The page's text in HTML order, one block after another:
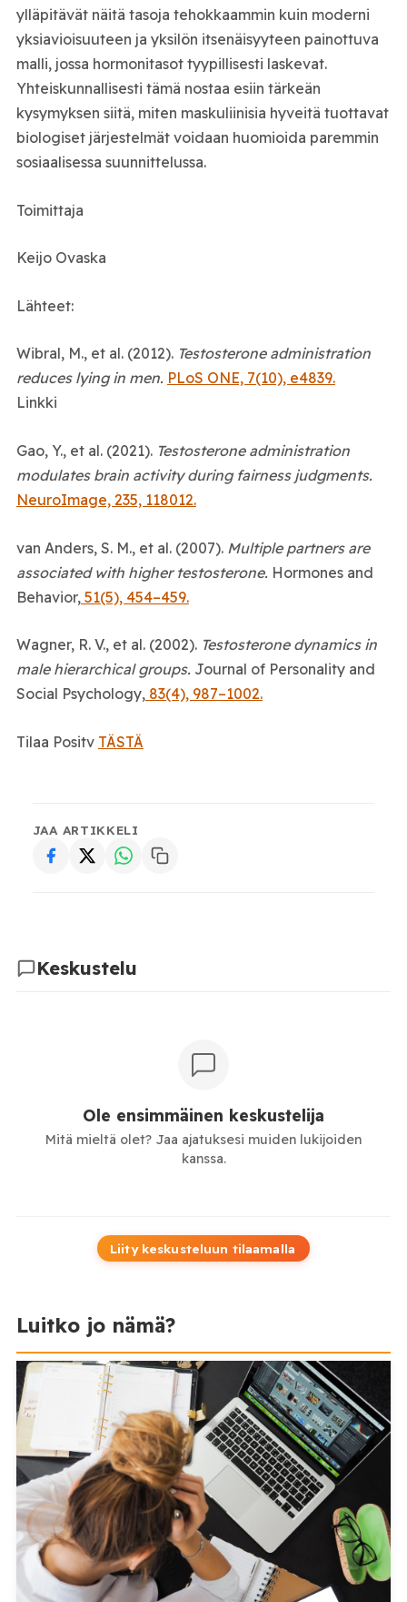
ylläpitävät näitä tasoja tehokkaammin kuin moderni
yksiavioisuuteen ja yksilön itsenäisyyteen painottuva
malli, jossa hormonitasot tyypillisesti laskevat.
Yhteiskunnallisesti tämä nostaa esiin tärkeän
kysymyksen siitä, miten maskuliinisia hyveitä tuottavat
biologiset järjestelmät voidaan huomioida paremmin
sosiaalisessa suunnittelussa.
Toimittaja
Keijo Ovaska
Lähteet:
Wibral, M., et al. (2012). Testosterone administration
reduces lying in men. PLoS ONE, 7(10), e4839.
Linkki
Gao, Y., et al. (2021). Testosterone administration
modulates brain activity during fairness judgments.
NeuroImage, 235, 118012.
van Anders, S. M., et al. (2007). Multiple partners are
associated with higher testosterone.Hormones and
Behavior, 51(5), 454–459.
Wagner, R. V., et al. (2002). Testosterone dynamics in
male hierarchical groups.Journal of Personality and
Social Psychology,83(4), 987–1002.
Tilaa Positv TÄSTÄ
JAA ARTIKKELI
Keskustelu
Ole ensimmäinen keskustelija
Mitä mieltä olet? Jaa ajatuksesi muiden lukijoiden
kanssa.
Liity keskusteluun tilaamalla
Luitko jo nämä?